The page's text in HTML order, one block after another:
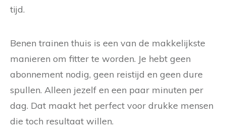
tijd.
Benen trainen thuis is een van de makkelijkste
manieren om fitter te worden. Je hebt geen
abonnement nodig, geen reistijd en geen dure
spullen. Alleen jezelf en een paar minuten per
dag. Dat maakt het perfect voor drukke mensen
die toch resultaat willen.